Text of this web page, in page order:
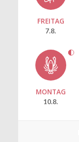
FREITAG
7.8.
MONTAG
10.8.